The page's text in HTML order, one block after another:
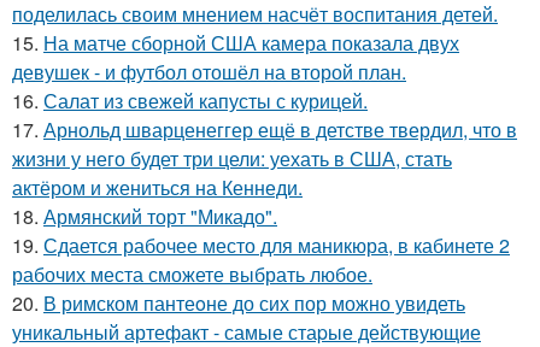
поделилась своим мнением насчёт воспитания детей.
15. На матче сборной США камера показала двух
девушек - и футбол отошёл на второй план.
16. Салат из свежей капусты с курицей.
17. Арнольд шварценеггер ещё в детстве твердил, что в
жизни у него будет три цели: уехать в США, стать
актёром и жениться на Кеннеди.
18. Армянский торт "Микадо".
19. Сдается рабочее место для маникюра, в кабинете 2
рабочих места сможете выбрать любое.
20. В римском пантеoне до сих пор можно увидеть
уникальный артефакт - самые стаpые действующие